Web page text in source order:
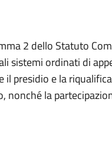
2 dello Statuto
sistemi ordinati di
presidio e la
nonché la